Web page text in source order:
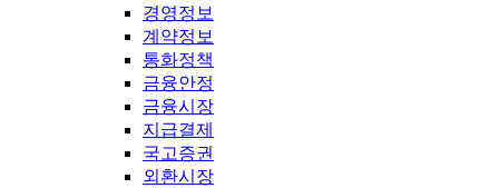
경영정보
계약정보
통화정책
금융안정
금융시장
지급결제
국고증권
외환시장